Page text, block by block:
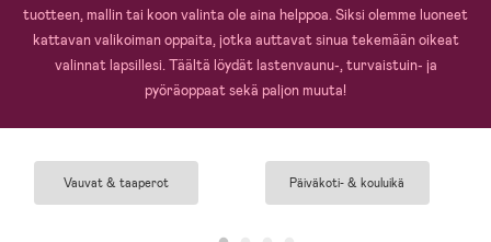
tuotteen, mallin tai koon valinta ole aina helppoa. Siksi olemme luoneet
kattavan valikoiman oppaita, jotka auttavat sinua tekemään oikeat
valinnat lapsillesi. Täältä löydät lastenvaunu-, turvaistuin- ja
pyöräoppaat sekä paljon muuta!
Vauvat & taaperot Päiväkoti- & kouluikä